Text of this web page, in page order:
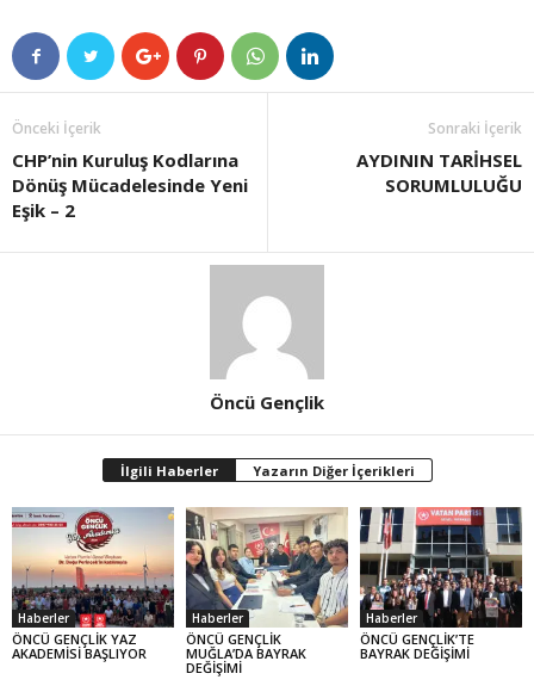
Önceki İçerik
CHP’nin Kuruluş Kodlarına
Dönüş Mücadelesinde Yeni
Eşik – 2
Sonraki İçerik
AYDININ TARİHSEL
SORUMLULUĞU
Öncü Gençlik
İlgili Haberler Yazarın Diğer İçerikleri
Haberler
ÖNCÜ GENÇLİK YAZ
AKADEMİSİ BAŞLIYOR
Haberler
ÖNCÜ GENÇLİK
MUĞLA’DA BAYRAK
DEĞİŞİMİ
Haberler
ÖNCÜ GENÇLİK’TE
BAYRAK DEĞİŞİMİ